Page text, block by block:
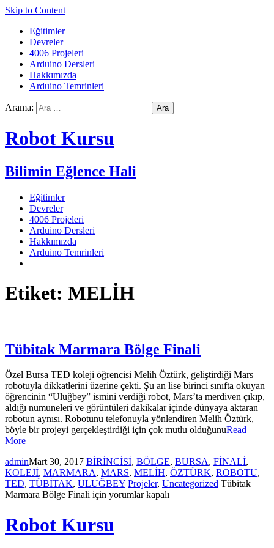
Skip to Content
Eğitimler
Devreler
4006 Projeleri
Arduino Dersleri
Hakkımızda
Arduino Temrinleri
Arama:
Robot Kursu
Bilimin Eğlence Hali
Eğitimler
Devreler
4006 Projeleri
Arduino Dersleri
Hakkımızda
Arduino Temrinleri
Etiket: MELİH
Tübitak Marmara Bölge Finali
Özel Bursa TED koleji öğrencisi Melih Öztürk, geliştirdiği Mars
robotuyla dikkatlerini üzerine çekti. Şu an lise birinci sınıfta okuyan
öğrencinin “Uluğbey” ismini verdiği robot, Mars’ta merdiven çıkıp,
aldığı numuneleri ve görüntüleri dakikalar içinde dünyaya aktaran
robotun aynısı. Robotunu telefonuyla yönlendiren Melih Öztürk,
böyle bir projeyi gerçekleştirdiği için çok mutlu olduğunuRead
More
adminMart 30, 2017 BİRİNCİSİ, BÖLGE, BURSA, FİNALİ,
KOLEJİ, MARMARA, MARS, MELİH, ÖZTÜRK, ROBOTU,
TED, TÜBİTAK, ULUĞBEY Projeler, Uncategorized Tübitak
Marmara Bölge Finali için yorumlar kapalı
Robot Kursu